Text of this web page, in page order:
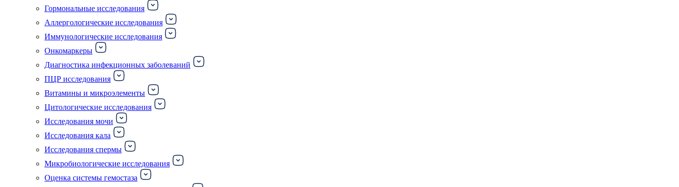
Гормональные исследования
Аллергологические исследования
Иммунологические исследования
Онкомаркеры
Диагностика инфекционных заболеваний
ПЦР исследования
Витамины и микроэлементы
Цитологические исследования
Исследования мочи
Исследования кала
Исследования спермы
Микробиологические исследования
Оценка системы гемостаза